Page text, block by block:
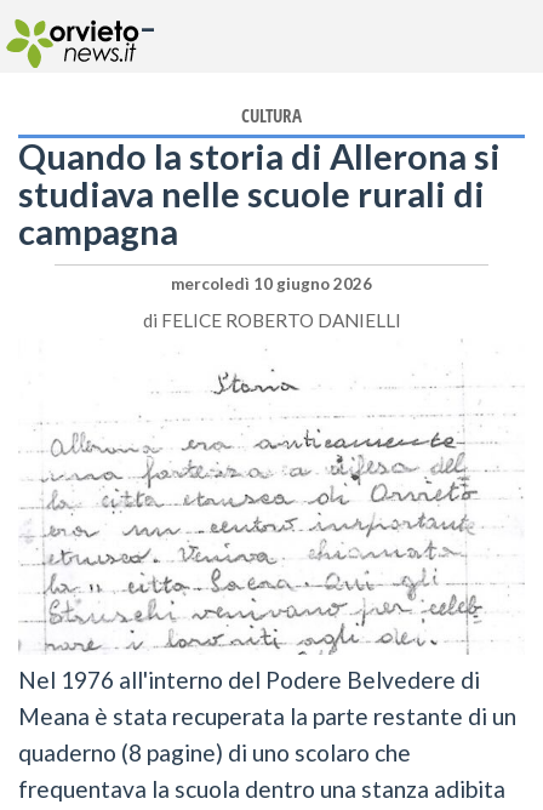
-
CULTURA
Quando la storia di Allerona si
studiava nelle scuole rurali di
campagna
mercoledì 10 giugno 2026
di FELICE ROBERTO DANIELLI
Nel 1976 all'interno del Podere Belvedere di
Meana è stata recuperata la parte restante di un
quaderno (8 pagine) di uno scolaro che
frequentava la scuola dentro una stanza adibita